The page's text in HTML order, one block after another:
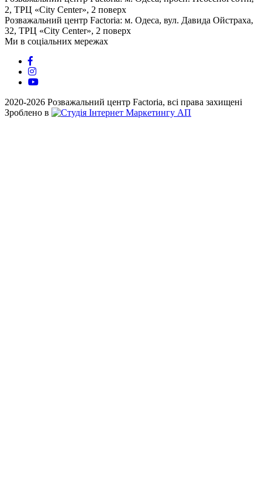
2, ТРЦ «City Center», 2 поверх
Розважальний центр Factoria: м. Одеса, вул. Давида Ойстраха,
32, ТРЦ «City Center», 2 поверх
Ми в соціальних мережах
2020-2026 Розважальний центр Factoria, всі права захищені
Зроблено в